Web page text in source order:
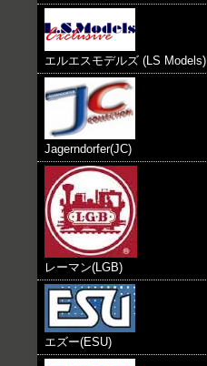
エルエスモデルズ (LS Models)
Jagerndorfer(JC)
レーマン(LGB)
エズー(ESU)